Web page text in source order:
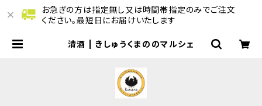
お急ぎの方は指定無し又は時間帯指定のみでご注文
ください。最短日にお届けいたします
清酒 | きしゅうくまののマルシェ